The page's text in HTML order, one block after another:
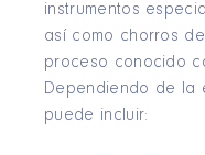
instrumentos
así como chorros
proceso conocido
Dependiendo de la
puede incluir: